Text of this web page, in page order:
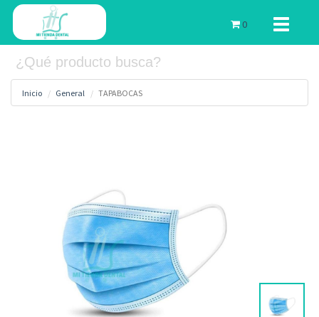
Toggle
0
Inicio General TAPABOCAS